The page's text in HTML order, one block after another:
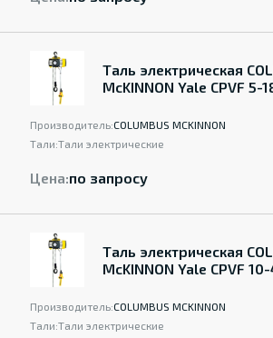
Таль электрическая
McKINNON Yale CPVF 5-
Производитель:COLUMBUS MCKINNON
Тали:Тали электрические
Цена:по запросу
Таль электрическая
McKINNON Yale CPVF
Производитель:COLUMBUS MCKINNON
Тали:Тали электрические